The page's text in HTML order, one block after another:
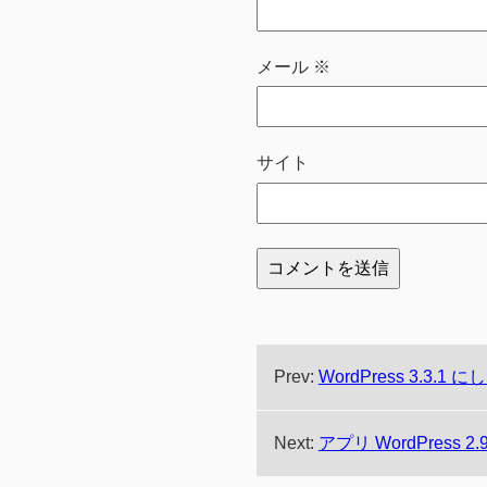
メール ※
サイト
Prev: WordPress 3.3.1 にし
Next: アプリ WordPress